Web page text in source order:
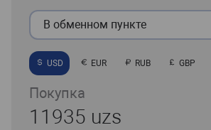
В обменном пункте
USD EUR RUB GBP
Покупка
11935 uzs